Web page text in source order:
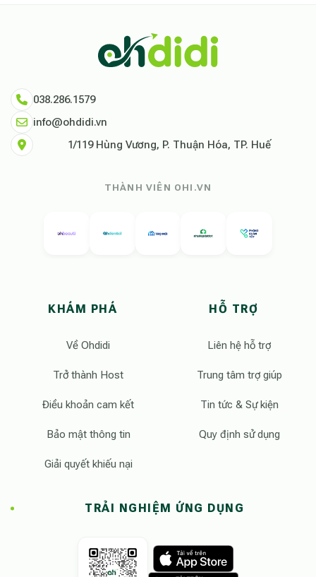
038.286.1579
info@ohdidi.vn
1/119 Hùng Vương, P. Thuận Hóa, TP. Huế
THÀNH VIÊN OHI.VN
KHÁM PHÁ
Về Ohdidi
Trở thành Host
Điều khoản cam kết
Bảo mật thông tin
Giải quyết khiếu nại
HỖ TRỢ
Liên hệ hỗ trợ
Trung tâm trợ giúp
Tin tức & Sự kiện
Quy định sử dụng
TRẢI NGHIỆM ỨNG DỤNG